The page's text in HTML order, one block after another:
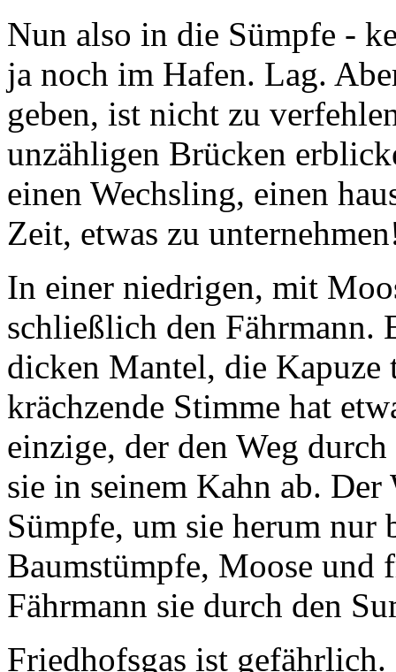
Nun also in die Sümpfe -
ja noch im Hafen. Lag.
geben, ist nicht zu
unzähligen Brücken
einen Wechsling, einen
Zeit, etwas zu
In einer niedrigen, mit
schließlich den
dicken Mantel, die Kapuze
krächzende Stimme hat
einzige, der den Weg
sie in seinem Kahn ab.
Sümpfe, um sie herum nur
Baumstümpfe, Moose und
Fährmann sie durch den
Friedhofsgas ist